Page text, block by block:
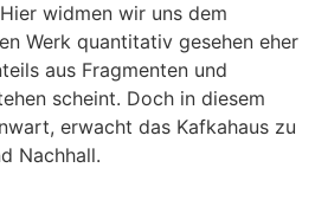
widmen wir uns dem
Werk quantitativ gesehen eher
aus Fragmenten und
scheint. Doch in diesem
erwacht das Kafkahaus zu
Nachhall.